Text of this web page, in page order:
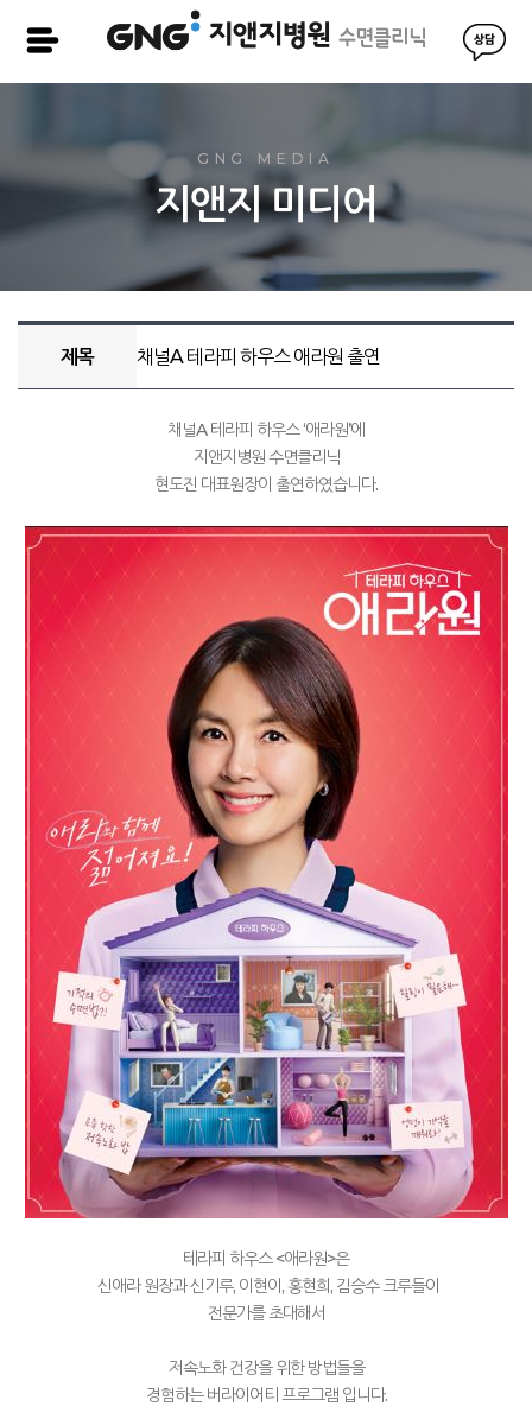
GNG MEDIA
지앤지 미디어
제목 채널A 테라피 하우스 애라원 출연
채널A테라피 하우스‘애라원’에
지앤지병원 수면클리닉
현도진 대표원장이 출연하였습니다.
테라피 하우스 <애라원>은
신애라 원장과 신기루, 이현이, 홍현희, 김승수 크루들이
전문가를 초대해서
저속노화 건강을 위한 방법들을
경험하는 버라이어티 프로그램 입니다.